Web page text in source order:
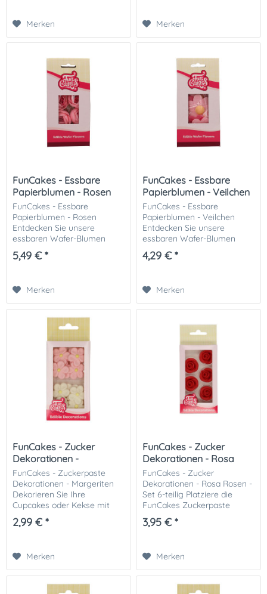
Desserts eine...
Merken
Desserts eine elegante...
Merken
FunCakes - Essbare
Papierblumen - Rosen
FunCakes - Essbare
Papierblumen - Rosen
Entdecken Sie unsere
essbaren Wafer-Blumen
Rosen! Diese zarten und
wunderschönen
Desserts eine elegante...
5,49 € *
Merken
FunCakes - Essbare
Papierblumen - Veilchen
FunCakes - Essbare
Papierblumen - Veilchen
Entdecken Sie unsere
essbaren Wafer-Blumen
Veilchen! Diese zarten und
wunderschönen
Desserts eine...
4,29 € *
Merken
FunCakes - Zucker
Dekorationen -
Margeriten
FunCakes - Zuckerpaste
Dekorationen - Margeriten
Dekorieren Sie Ihre
Cupcakes oder Kekse mit
diesen verspielten
Margeriten von FunCakes.
hervorragend zum...
2,99 € *
Merken
FunCakes - Zucker
Dekorationen - Rosa
Rosen
FunCakes - Zucker
Dekorationen - Rosa Rosen -
Set 6-teilig Platziere die
FunCakes Zuckerpaste
Dekorationen in einer
schönen Spirale auf einem
Keks....
3,95 € *
Merken